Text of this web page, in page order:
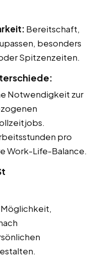
Bereitschaft,
besonders
Spitzenzeiten.
Notwendigkeit zur
pro
Work-Life-Balance.
Möglichkeit,